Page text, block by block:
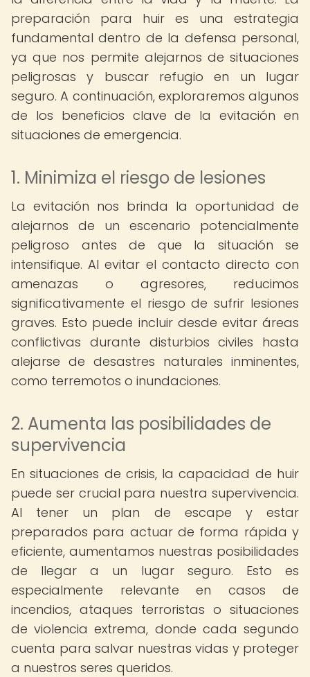
preparación para huir es una estrategia
fundamental dentro de la defensa personal,
ya que nos permite alejarnos de situaciones
peligrosas y buscar refugio en un lugar
seguro. A continuación, exploraremos algunos
de los beneficios clave de la evitación en
situaciones de emergencia.
1. Minimiza el riesgo de lesiones
La evitación nos brinda la oportunidad de
alejarnos de un escenario potencialmente
peligroso antes de que la situación se
intensifique. Al evitar el contacto directo con
amenazas o agresores, reducimos
significativamente el riesgo de sufrir lesiones
graves. Esto puede incluir desde evitar áreas
conflictivas durante disturbios civiles hasta
alejarse de desastres naturales inminentes,
como terremotos o inundaciones.
2. Aumenta las posibilidades de
supervivencia
En situaciones de crisis, la capacidad de huir
puede ser crucial para nuestra supervivencia.
Al tener un plan de escape y estar
preparados para actuar de forma rápida y
eficiente, aumentamos nuestras posibilidades
de llegar a un lugar seguro. Esto es
especialmente relevante en casos de
incendios, ataques terroristas o situaciones
de violencia extrema, donde cada segundo
cuenta para salvar nuestras vidas y proteger
a nuestros seres queridos.